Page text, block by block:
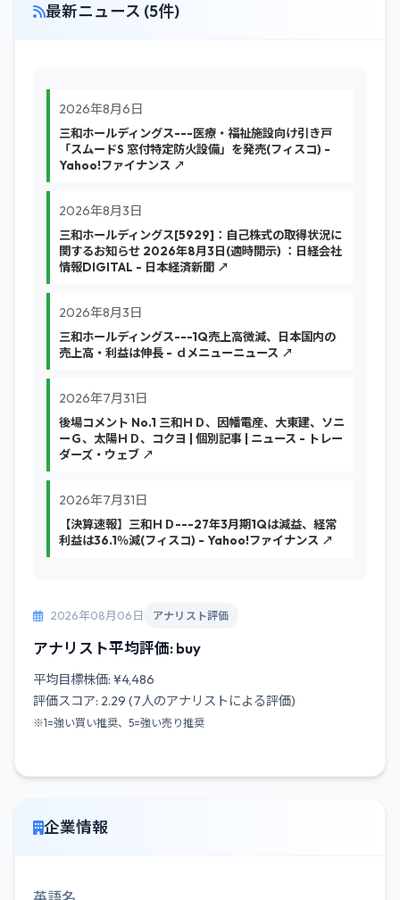
最新ニュース (5件)
2026年8月6日
三和ホールディングス---医療・福祉施設向け引き戸
「スムードS 窓付特定防火設備」を発売(フィスコ) -
Yahoo!ファイナンス ↗
2026年8月3日
三和ホールディングス[5929]：自己株式の取得状況に
関するお知らせ 2026年8月3日(適時開示) ：日経会社
情報DIGITAL - 日本経済新聞 ↗
2026年8月3日
三和ホールディングス---1Q売上高微減、日本国内の
売上高・利益は伸長 - ｄメニューニュース ↗
2026年7月31日
後場コメント No.1 三和ＨＤ、因幡電産、大東建、ソニ
ーＧ、太陽ＨＤ、コクヨ | 個別記事 | ニュース - トレー
ダーズ・ウェブ ↗
2026年7月31日
【決算速報】三和ＨＤ---27年3月期1Qは減益、経常
利益は36.1％減(フィスコ) - Yahoo!ファイナンス ↗
2026年08月06日 アナリスト評価
アナリスト平均評価: buy
平均目標株価: ¥4,486
評価スコア: 2.29 (7人のアナリストによる評価)
※1=強い買い推奨、5=強い売り推奨
企業情報